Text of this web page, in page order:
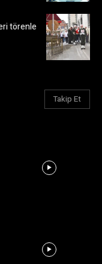
törenle
Takip Et